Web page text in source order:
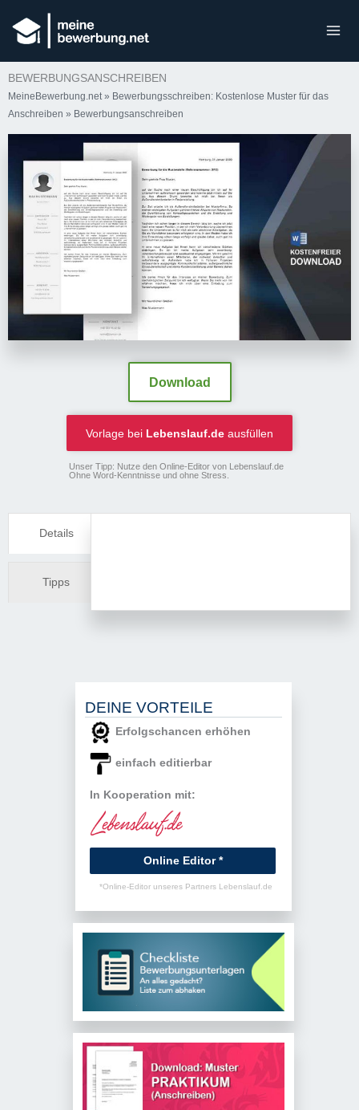
BEWERBUNGSANSCHREIBEN
MeineBewerbung.net » Bewerbungsschreiben: Kostenlose Muster für das
Anschreiben » Bewerbungsanschreiben
Download
Vorlage bei Lebenslauf.de ausfüllen
Unser Tipp: Nutze den Online-Editor von Lebenslauf.de
Ohne Word-Kenntnisse und ohne Stress.
Details
Tipps
DEINE VORTEILE
Erfolgschancen erhöhen
einfach editierbar
In Kooperation mit:
Online Editor *
*Online-Editor unseres Partners Lebenslauf.de